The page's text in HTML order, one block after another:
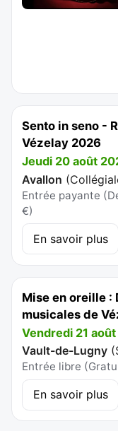
Sento in seno -
Vézelay 2026
Jeudi 20 août
Avallon (
Entrée payante
€)
En savoir plus
Mise en oreille :
musicales de
Vendredi 21
Vault-de-Lugny (
Entrée libre
En savoir plus